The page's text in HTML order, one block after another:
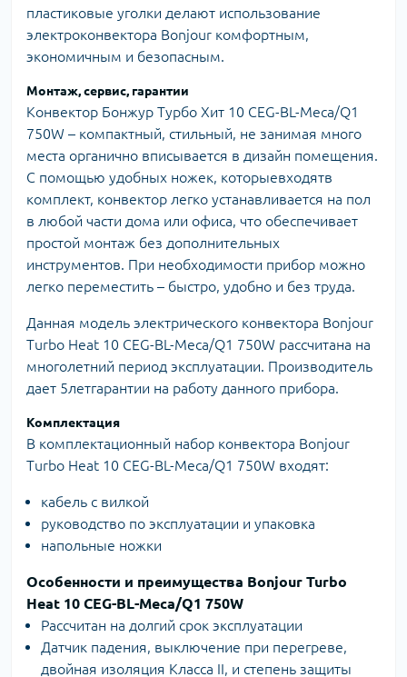
пластиковые уголки делают использование
электроконвектора Bonjour комфортным,
экономичным и безопасным.
Монтаж, сервис, гарантии
Конвектор Бонжур Турбо Хит 10 CEG-BL-Meca/Q1
750W – компактный, стильный, не занимая много
места органично вписывается в дизайн помещения.
С помощью удобных ножек, которыевходятв
комплект, конвектор легко устанавливается на пол
в любой части дома или офиса, что обеспечивает
простой монтаж без дополнительных
инструментов. При необходимости прибор можно
легко переместить – быстро, удобно и без труда.
Данная модель электрического конвектора Bonjour
Turbo Heat 10 CEG-BL-Meca/Q1 750W рассчитана на
многолетний период эксплуатации. Производитель
дает 5летгарантии на работу данного прибора.
Комплектация
В комплектационный набор конвектора Bonjour
Turbo Heat 10 CEG-BL-Meca/Q1 750W входят:
кабель с вилкой
руководство по эксплуатации и упаковка
напольные ножки
Особенности и преимущества Bonjour Turbo
Heat 10 CEG-BL-Meca/Q1 750W
Рассчитан на долгий срок эксплуатации
Датчик падения, выключение при перегреве,
двойная изоляция Класса II, и степень защиты